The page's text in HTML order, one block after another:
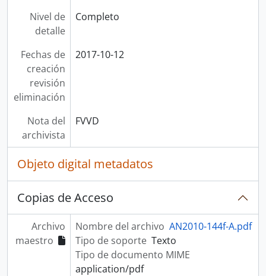
Nivel de
detalle
Completo
Fechas de
creación
revisión
eliminación
2017-10-12
Nota del
archivista
FVVD
Objeto digital metadatos
Copias de Acceso
Archivo
maestro
Nombre del archivo AN2010-144f-A.pdf
Tipo de soporte Texto
Tipo de documento MIME
application/pdf